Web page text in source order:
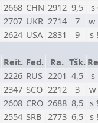
2668 CHN 2912 9,5
s
2707 UKR 2714 7
w
2624 USA 2831 9
s
Reit. Fed. Ra. Tšk.
2226 RUS 2201 4,5
s
2347 SCO 2212 3
w
2608 CRO 2688 8,5 s
2554 SRB 2773 6,5 s